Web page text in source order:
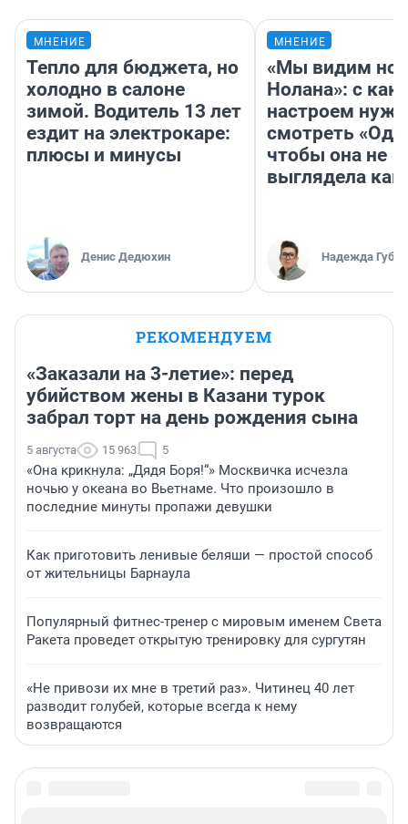
МНЕНИЕ
Тепло для бюджета, но
холодно в салоне
зимой. Водитель 13 лет
ездит на электрокаре:
плюсы и минусы
Денис Дедюхин
МНЕНИЕ
«Мы видим
Нолана»: с
настроем
смотреть
чтобы она не
выглядела как
Надежда
РЕКОМЕНДУЕМ
«Заказали на 3-летие»: перед
убийством жены в Казани турок
забрал торт на день рождения сына
5 августа 15 963 5
«Она крикнула: „Дядя Боря!“» Москвичка исчезла
ночью у океана во Вьетнаме. Что произошло в
последние минуты пропажи девушки
Как приготовить ленивые беляши — простой способ
от жительницы Барнаула
Популярный фитнес-тренер с мировым именем Света
Ракета проведет открытую тренировку для сургутян
«Не привози их мне в третий раз». Читинец 40 лет
разводит голубей, которые всегда к нему
возвращаются